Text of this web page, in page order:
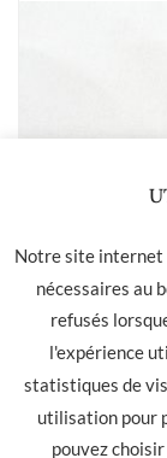
Pipe
Notre site internet
nécessaires au
refusés
l'expérience
statistiques de
utilisation pour
pouvez